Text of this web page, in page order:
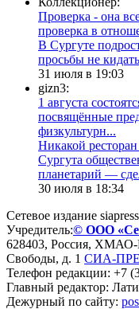
Проверка - она
проверка в
В Сургуте
просьбы не
31 июля в 19:03
gizn3:
1 августа
посвящённые
физкультурн...
​Никакой
Сургута
планетарий —
30 июля в 18:34
Сетевое издание
Учредитель:© ООО
628403, Россия, ХМАО-
Свободы, д. 1 СИА-
Телефон редакции: +7
Главный редактор:
Дежурный по сайту: